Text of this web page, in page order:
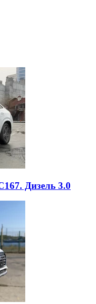
Дизель 3.0